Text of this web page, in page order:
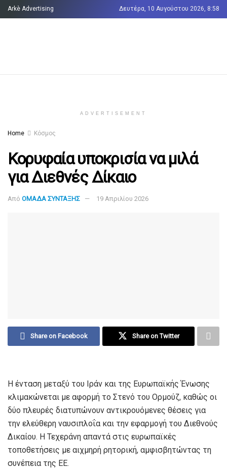
Arkè Advertising Δευτέρα, 10 Αυγούστου 2026, 8:58
ADVERTISEMENT
Home Κόσμος
Κορυφαία υποκρισία να μιλά
για Διεθνές Δίκαιο
Από ΟΜΑΔΑ ΣΥΝΤΑΞΗΣ 19 Απριλίου 2026
Share on Facebook Share on Twitter
Η ένταση μεταξύ του Ιράν και της Ευρωπαϊκής Ένωσης
κλιμακώνεται με αφορμή το Στενό του Ορμούζ, καθώς οι
δύο πλευρές διατυπώνουν αντικρουόμενες θέσεις για
την ελεύθερη ναυσιπλοΐα και την εφαρμογή του Διεθνούς
Δικαίου. Η Τεχεράνη απαντά στις ευρωπαϊκές
τοποθετήσεις με αιχμηρή ρητορική, αμφισβητώντας τη
συνέπεια της ΕΕ.